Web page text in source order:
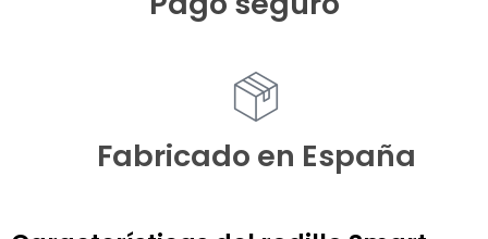
Fabricado en España